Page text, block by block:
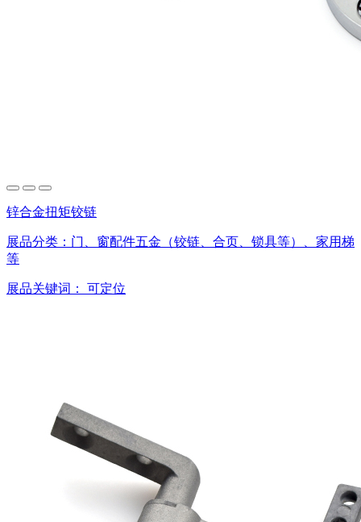
锌合金扭矩铰链
展品分类： 门、窗配件五金（铰链、合页、锁具等）、家用梯
等
展品关键词： 可定位